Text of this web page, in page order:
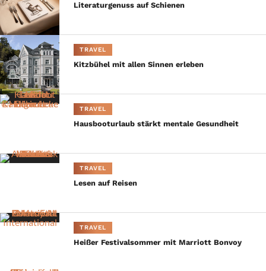
Literaturgenuss auf Schienen
TRAVEL
Kitzbühel mit allen Sinnen erleben
TRAVEL
Hausbooturlaub stärkt mentale Gesundheit
TRAVEL
Lesen auf Reisen
TRAVEL
Heißer Festivalsommer mit Marriott Bonvoy